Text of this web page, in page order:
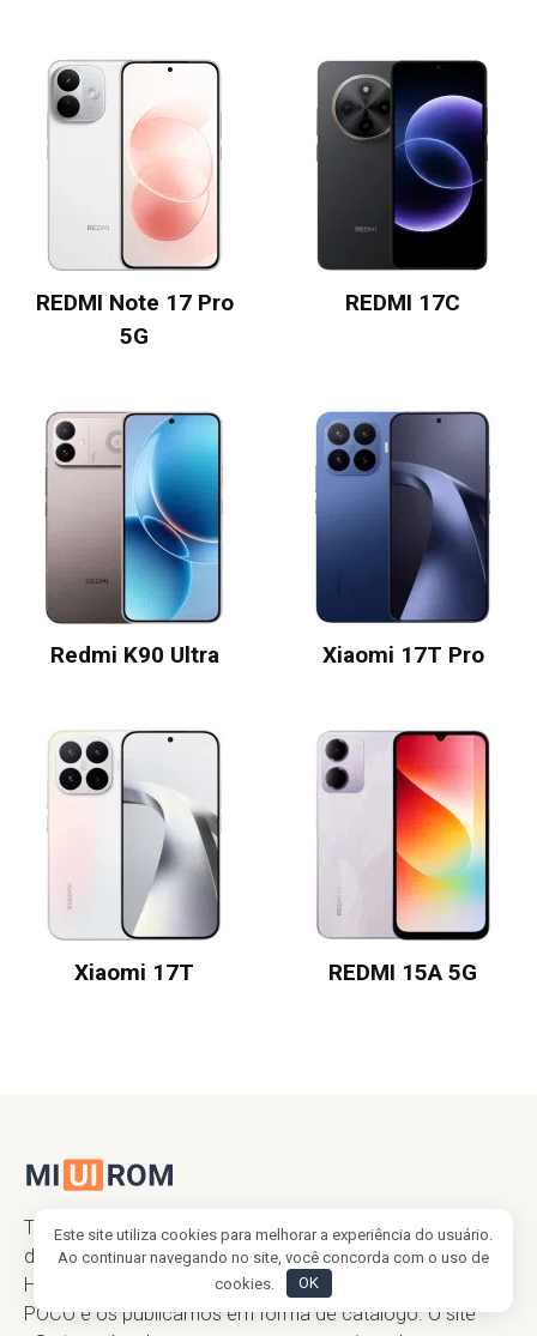
REDMI Note 17 Pro
5G
REDMI 17C
Redmi K90 Ultra Xiaomi 17T Pro
Xiaomi 17T REDMI 15A 5G
Todos os arquivos são baixados dos servidores oficiais
da Xiaomi. Nós apenas reunimos os links de firmware
HyperOS e MIUI para dispositivos Xiaomi, Mi, REDMI e
POCO e os publicamos em forma de catálogo. O site
Este site utiliza cookies para melhorar a experiência do usuário.
Ao continuar navegando no site, você concorda com o uso de
cookies.
OK